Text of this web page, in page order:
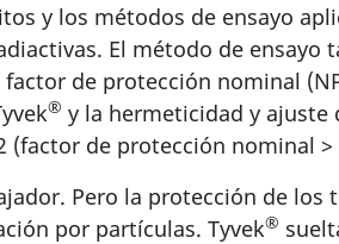
y los métodos de ensayo
El método de
de protección nominal
® y la hermeticidad y ajuste
(factor de protección nominal >
Pero la protección de los
por partículas. Tyvek®